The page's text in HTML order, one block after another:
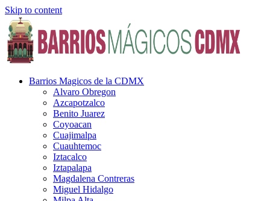
Skip to content
Barrios Magicos de la CDMX
Alvaro Obregon
Azcapotzalco
Benito Juarez
Coyoacan
Cuajimalpa
Cuauhtemoc
Iztacalco
Iztapalapa
Magdalena Contreras
Miguel Hidalgo